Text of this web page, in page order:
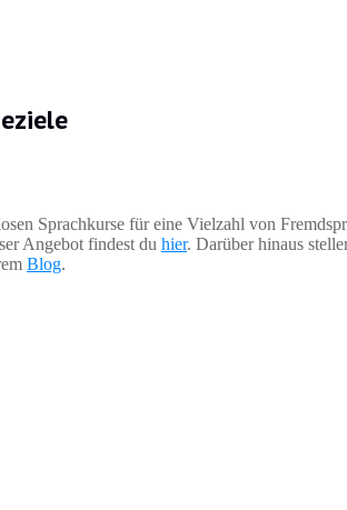
Sprachkurse für eine Vielzahl von
Angebot findest du hier. Darüber hinaus
Blog.